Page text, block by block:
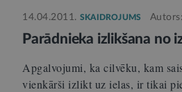
14.04.2011. SKAIDROJUMS Autors:
Parādnieka izlikšana no
Apgalvojumi, ka cilvēku, kam
vienkārši izlikt uz ielas, ir tikai